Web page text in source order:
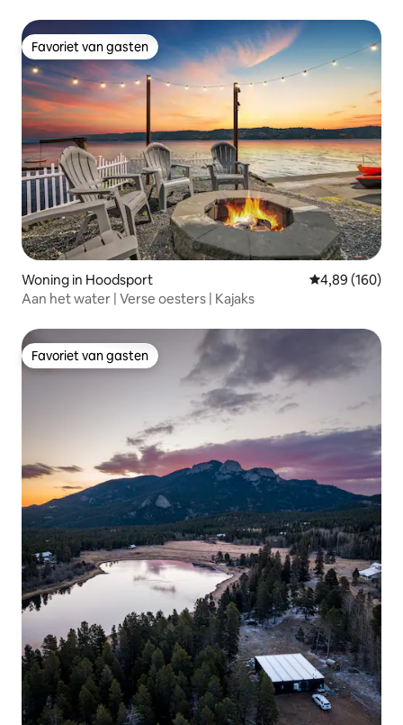
Favoriet van gasten
Favoriet van gasten
Woning in Hoodsport Gemiddelde
4,89 (160)
Aan het water | Verse oesters | Kajaks
Favoriet van gasten
Favoriet van gasten